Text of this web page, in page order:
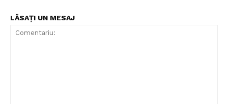
Despre noi / Echipa
LĂSAȚI UN MESAJ